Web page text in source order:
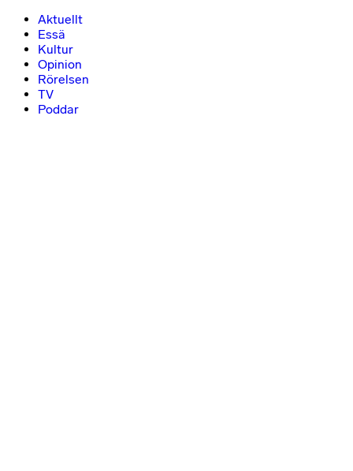
Aktuellt
Essä
Kultur
Opinion
Rörelsen
TV
Poddar